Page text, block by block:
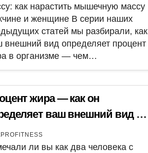
как нарастить мышечную массу
и женщине В серии наших
статей мы разбирали, как
внешний вид определяет процент
в организме — чем…
жира — как он
ваш внешний вид и
похудение не всегда дает
красивую фигуру
ли вы как два человека с